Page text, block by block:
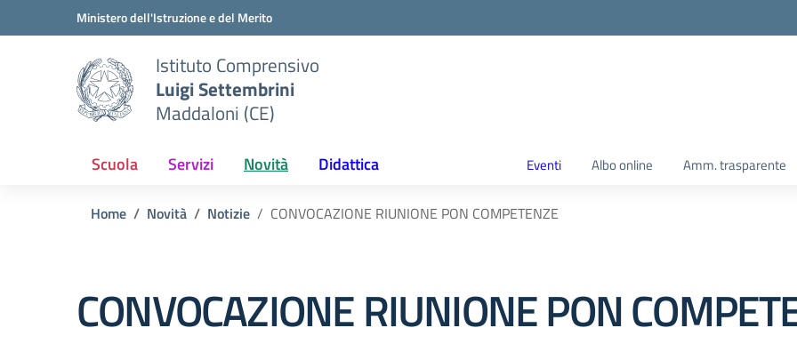
Vai ai contenuti
Vai al menu di navigazioneMinistero dell'Istruzione e del Merito
Istituto Comprensivo
Luigi Settembrini
Maddaloni (CE)
Scuola Servizi Novità Didattica Eventi Albo online Amm. trasparente
Home Novità Notizie CONVOCAZIONE RIUNIONE PON COMPETENZE
CONVOCAZIONE RIUNIONE PON